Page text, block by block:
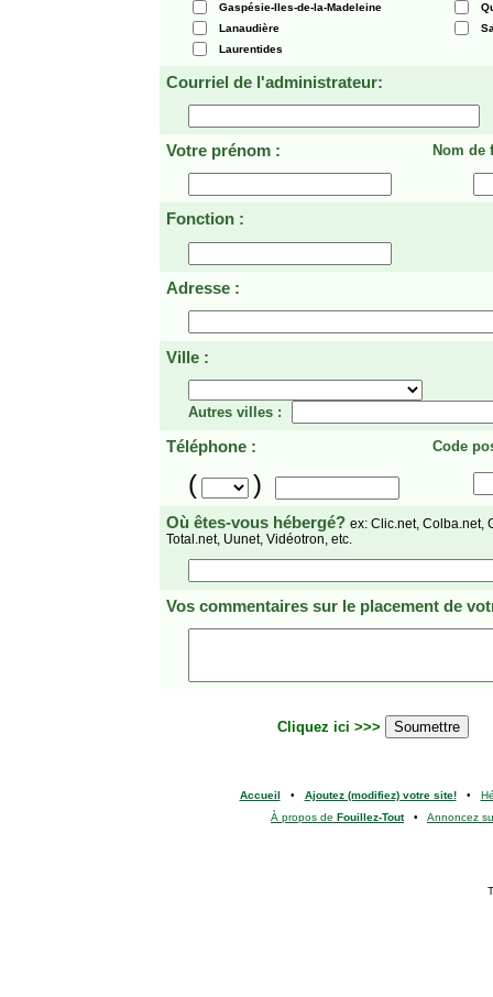
Gaspésie-Iles-de-la-Madeleine
Lanaudière
Laurentides
Courriel de l'administrateur:
Votre prénom : Nom de
Fonction :
Adresse :
Ville :
Autres villes :
Téléphone : Code
( )
Où êtes-vous hébergé? ex: Clic.net, Colba.net,
Total.net, Uunet, Vidéotron, etc.
Vos commentaires sur le placement de
Cliquez ici >>>
Accueil • Ajoutez (modifiez) votre site!•
À propos de Fouillez-Tout• Annoncez